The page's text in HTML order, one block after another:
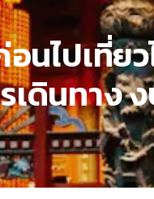
อนไปเที่
ดินทาง